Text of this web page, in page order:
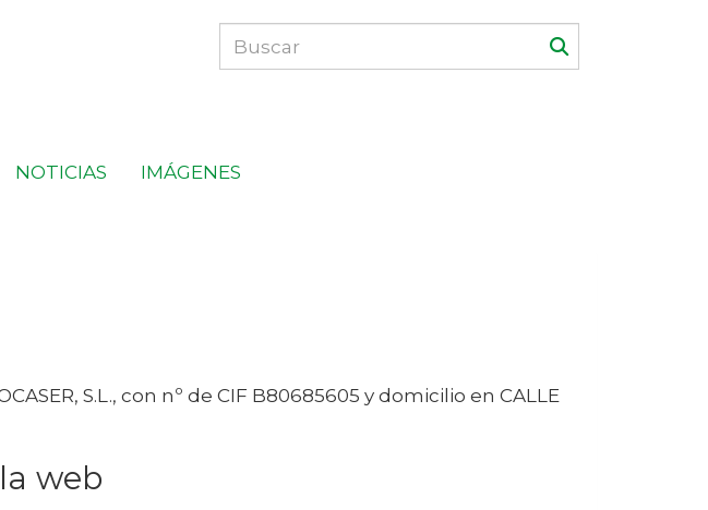
NOTICIAS IMÁGENES
S.L., con nº de CIF B80685605 y domicilio en CALLE
web